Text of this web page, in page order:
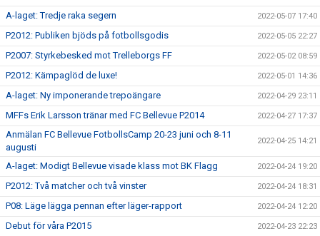
A-laget: Tredje raka segern 2022-05-07 17:40
P2012: Publiken bjöds på fotbollsgodis 2022-05-05 22:27
P2007: Styrkebesked mot Trelleborgs FF 2022-05-02 08:59
P2012: Kämpaglöd de luxe! 2022-05-01 14:36
A-laget: Ny imponerande trepoängare 2022-04-29 23:11
MFFs Erik Larsson tränar med FC Bellevue P2014 2022-04-27 17:37
Anmälan FC Bellevue FotbollsCamp 20-23 juni och 8-11
augusti
2022-04-25 14:21
A-laget: Modigt Bellevue visade klass mot BK Flagg 2022-04-24 19:20
P2012: Två matcher och två vinster 2022-04-24 18:31
P08: Läge lägga pennan efter läger-rapport 2022-04-24 12:20
Debut för våra P2015 2022-04-23 22:23